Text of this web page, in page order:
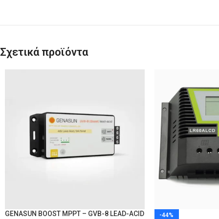
Σχετικά προϊόντα
GENASUN BOOST MPPT – GVB-8 LEAD-ACID
-44%